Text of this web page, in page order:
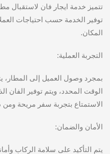
تتميز خدمة ايجار فان لاستقبال
توفير الخدمة حسب احتياجات
المكان.
التجربة العملية:
بمجرد وصول العميل إلى المطار،
الوقت المحدد، ويتم توفير الفان
الاستمتاع بتجربة سفر مريحة ومن
الأمان والضمان:
يتم التأكيد على سلامة الركاب